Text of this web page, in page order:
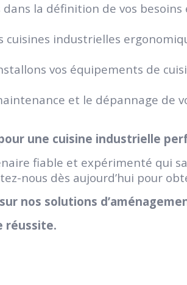
dans la définition de vos
cuisines industrielles
vos équipements de
et le dépannage de
une cuisine industrielle
fiable et expérimenté qui
nous dès aujourd’hui pour
nos solutions
réussite.